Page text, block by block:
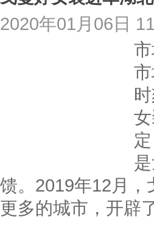
2020年01月06日
馈。2019年12月
更多的城市，开辟